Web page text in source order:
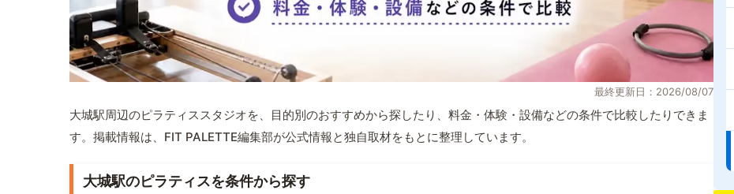
最終更新日：2026/08/07
大城駅周辺のピラティススタジオを、目的別のおすすめから探したり、料金・体験・設備などの条件で比較したりできま
す。掲載情報は、FIT PALETTE編集部が公式情報と独自取材をもとに整理しています。
大城駅のピラティスを条件から探す